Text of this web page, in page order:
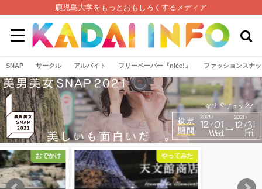
鹿児島大学をもっとおもしろくするメディア
SNAP サークル アルバイト フリーペーパー『nice!』 ファッションスナ
おでかけ やってみた